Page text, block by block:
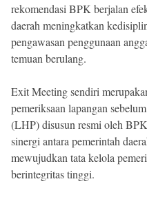
rekomendasi BPK berjalan
daerah meningkatkan
pengawasan penggunaan
temuan berulang.
Exit Meeting sendiri
pemeriksaan lapangan
(LHP) disusun resmi oleh
sinergi antara pemerintah
mewujudkan tata kelola
berintegritas tinggi.